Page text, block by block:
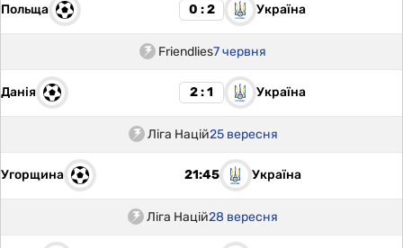
Польща 0 : 2 Україна
Friendlies7 червня
Данія 2 : 1 Україна
Ліга Націй25 вересня
Угорщина 21:45 Україна
Ліга Націй28 вересня